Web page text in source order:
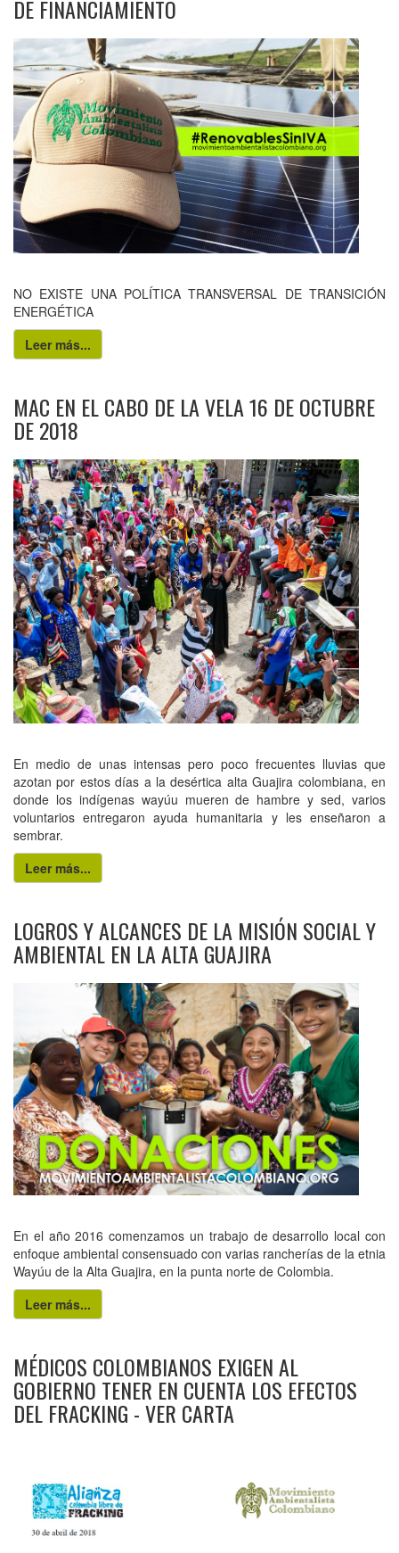
DE FINANCIAMIENTO
NO EXISTE UNA POLÍTICA TRANSVERSAL DE TRANSICIÓN
ENERGÉTICA
Leer más...
MAC EN EL CABO DE LA VELA 16 DE OCTUBRE
DE 2018
En medio de unas intensas pero poco frecuentes lluvias que
azotan por estos días a la desértica alta Guajira colombiana, en
donde los indígenas wayúu mueren de hambre y sed, varios
voluntarios entregaron ayuda humanitaria y les enseñaron a
sembrar.
Leer más...
LOGROS Y ALCANCES DE LA MISIÓN SOCIAL Y
AMBIENTAL EN LA ALTA GUAJIRA
En el año 2016 comenzamos un trabajo de desarrollo local con
enfoque ambiental consensuado con varias rancherías de la etnia
Wayúu de la Alta Guajira, en la punta norte de Colombia.
Leer más...
MÉDICOS COLOMBIANOS EXIGEN AL
GOBIERNO TENER EN CUENTA LOS EFECTOS
DEL FRACKING - VER CARTA